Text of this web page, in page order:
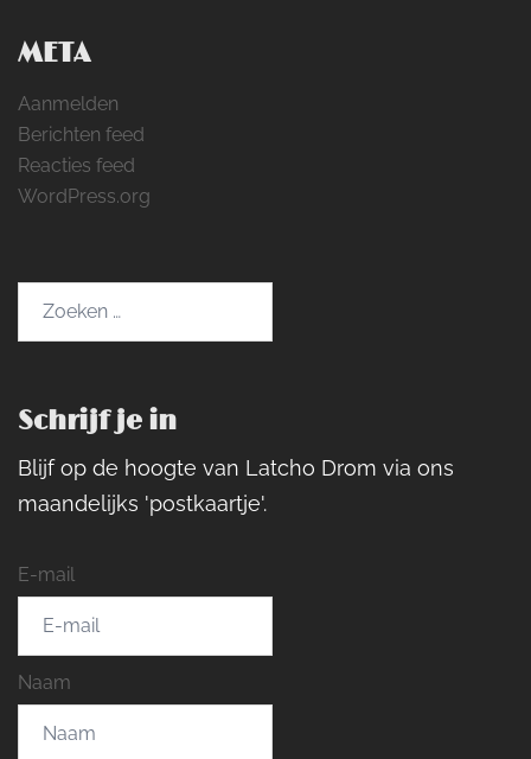
META
Aanmelden
Berichten feed
Reacties feed
WordPress.org
Schrijf je in
Blijf op de hoogte van Latcho Drom via ons
maandelijks 'postkaartje'.
E-mail
Naam